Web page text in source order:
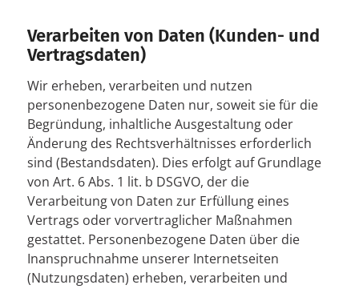
Verarbeiten von Daten (Kunden- und
Vertragsdaten)
Wir erheben, verarbeiten und nutzen
personenbezogene Daten nur, soweit sie für die
Begründung, inhaltliche Ausgestaltung oder
Änderung des Rechtsverhältnisses erforderlich
sind (Bestandsdaten). Dies erfolgt auf Grundlage
von Art. 6 Abs. 1 lit. b DSGVO, der die
Verarbeitung von Daten zur Erfüllung eines
Vertrags oder vorvertraglicher Maßnahmen
gestattet. Personenbezogene Daten über die
Inanspruchnahme unserer Internetseiten
(Nutzungsdaten) erheben, verarbeiten und